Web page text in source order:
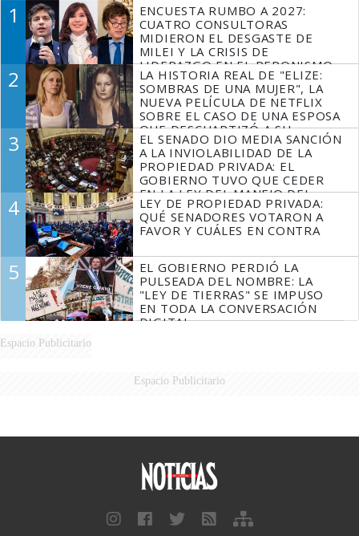
1
ENCUESTA RUMBO A 2027:
CUATRO CONSULTORAS
MIDIERON EL DESGASTE DE
MILEI Y LA CRISIS DE
LIDERAZGO EN EL PERONISMO
2
LA HISTORIA REAL DE "ELIZE:
SOMBRAS DE UNA MUJER", LA
NUEVA PELÍCULA DE NETFLIX
SOBRE EL CASO DE UNA ESPOSA
QUE DESCUARTIZÓ A SU
MARIDO
3
EL SENADO DIO MEDIA SANCIÓN
A LA INVIOLABILIDAD DE LA
PROPIEDAD PRIVADA: EL
GOBIERNO TUVO QUE CEDER
EN LA LEY DEL MANEJO DEL
FUEGO
4
LEY DE PROPIEDAD PRIVADA:
QUÉ SENADORES VOTARON A
FAVOR Y CUÁLES EN CONTRA
5
EL GOBIERNO PERDIÓ LA
PULSEADA DEL NOMBRE: LA
"LEY DE TIERRAS" SE IMPUSO
EN TODA LA CONVERSACIÓN
DIGITAL
Espacio Publicitario
Espacio Publicitario